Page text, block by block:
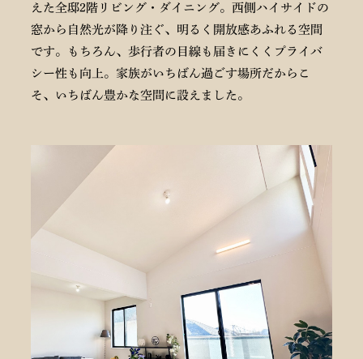
えた全邸2階リビング・ダイニング。西側ハイサイドの
窓から自然光が降り注ぐ、明るく開放感あふれる空間
です。もちろん、歩行者の目線も届きにくくプライバ
シー性も向上。家族がいちばん過ごす場所だからこ
そ、いちばん豊かな空間に設えました。